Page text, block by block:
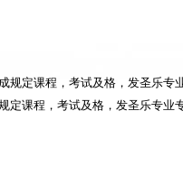
规定课程，考试及格，发圣乐专
定课程，考试及格，发圣乐专业